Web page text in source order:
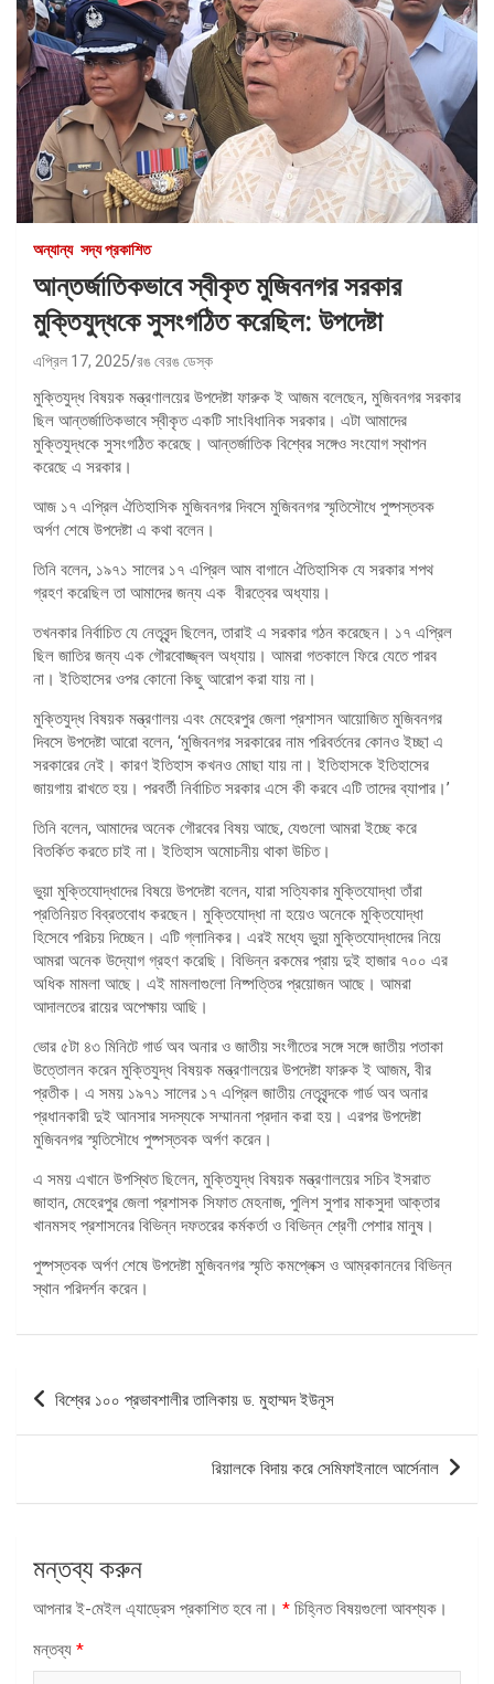
অন্যান্য সদ্য প্রকাশিত
আন্তর্জাতিকভাবে স্বীকৃত মুজিবনগর সরকার
মুক্তিযুদ্ধকে সুসংগঠিত করেছিল: উপদেষ্টা
এপ্রিল 17, 2025 রঙ বেরঙ ডেস্ক
মুক্তিযুদ্ধ বিষয়ক মন্ত্রণালয়ের উপদেষ্টা ফারুক ই আজম বলেছেন, মুজিবনগর সরকার
ছিল আন্তর্জাতিকভাবে স্বীকৃত একটি সাংবিধানিক সরকার। এটা আমাদের
মুক্তিযুদ্ধকে সুসংগঠিত করেছে। আন্তর্জাতিক বিশ্বের সঙ্গেও সংযোগ স্থাপন
করেছে এ সরকার।
আজ ১৭ এপ্রিল ঐতিহাসিক মুজিবনগর দিবসে মুজিবনগর স্মৃতিসৌধে পুষ্পস্তবক
অর্পণ শেষে উপদেষ্টা এ কথা বলেন।
তিনি বলেন, ১৯৭১ সালের ১৭ এপ্রিল আম বাগানে ঐতিহাসিক যে সরকার শপথ
গ্রহণ করেছিল তা আমাদের জন্য এক বীরত্বের অধ্যায়।
তখনকার নির্বাচিত যে নেতৃবৃন্দ ছিলেন, তারাই এ সরকার গঠন করেছেন। ১৭ এপ্রিল
ছিল জাতির জন্য এক গৌরবোজ্জ্বল অধ্যায়। আমরা গতকালে ফিরে যেতে পারব
না। ইতিহাসের ওপর কোনো কিছু আরোপ করা যায় না।
মুক্তিযুদ্ধ বিষয়ক মন্ত্রণালয় এবং মেহেরপুর জেলা প্রশাসন আয়োজিত মুজিবনগর
দিবসে উপদেষ্টা আরো বলেন, ‘মুজিবনগর সরকারের নাম পরিবর্তনের কোনও ইচ্ছা এ
সরকারের নেই। কারণ ইতিহাস কখনও মোছা যায় না। ইতিহাসকে ইতিহাসের
জায়গায় রাখতে হয়। পরবর্তী নির্বাচিত সরকার এসে কী করবে এটি তাদের ব্যাপার।’
তিনি বলেন, আমাদের অনেক গৌরবের বিষয় আছে, যেগুলো আমরা ইচ্ছে করে
বিতর্কিত করতে চাই না। ইতিহাস অমোচনীয় থাকা উচিত।
ভুয়া মুক্তিযোদ্ধাদের বিষয়ে উপদেষ্টা বলেন, যারা সত্যিকার মুক্তিযোদ্ধা তাঁরা
প্রতিনিয়ত বিব্রতবোধ করছেন। মুক্তিযোদ্ধা না হয়েও অনেকে মুক্তিযোদ্ধা
হিসেবে পরিচয় দিচ্ছেন। এটি গ্লানিকর। এরই মধ্যে ভুয়া মুক্তিযোদ্ধাদের নিয়ে
আমরা অনেক উদ্যোগ গ্রহণ করেছি। বিভিন্ন রকমের প্রায় দুই হাজার ৭০০ এর
অধিক মামলা আছে। এই মামলাগুলো নিষ্পত্তির প্রয়োজন আছে। আমরা
আদালতের রায়ের অপেক্ষায় আছি।
ভোর ৫টা ৪৩ মিনিটে গার্ড অব অনার ও জাতীয় সংগীতের সঙ্গে সঙ্গে জাতীয় পতাকা
উত্তোলন করেন মুক্তিযুদ্ধ বিষয়ক মন্ত্রণালয়ের উপদেষ্টা ফারুক ই আজম, বীর
প্রতীক। এ সময় ১৯৭১ সালের ১৭ এপ্রিল জাতীয় নেতৃবৃন্দকে গার্ড অব অনার
প্রধানকারী দুই আনসার সদস্যকে সম্মাননা প্রদান করা হয়। এরপর উপদেষ্টা
মুজিবনগর স্মৃতিসৌধে পুষ্পস্তবক অর্পণ করেন।
এ সময় এখানে উপস্থিত ছিলেন, মুক্তিযুদ্ধ বিষয়ক মন্ত্রণালয়ের সচিব ইসরাত
জাহান, মেহেরপুর জেলা প্রশাসক সিফাত মেহনাজ, পুলিশ সুপার মাকসুদা আক্তার
খানমসহ প্রশাসনের বিভিন্ন দফতরের কর্মকর্তা ও বিভিন্ন শ্রেণী পেশার মানুষ।
পুষ্পস্তবক অর্পণ শেষে উপদেষ্টা মুজিবনগর স্মৃতি কমপ্লেক্স ও আম্রকাননের বিভিন্ন
স্থান পরিদর্শন করেন।
পোস্ট
ন্যাভিগেশন
বিশ্বের ১০০ প্রভাবশালীর তালিকায় ড. মুহাম্মদ ইউনূস
রিয়ালকে বিদায় করে সেমিফাইনালে আর্সেনাল
মন্তব্য করুন
আপনার ই-মেইল এ্যাড্রেস প্রকাশিত হবে না। * চিহ্নিত বিষয়গুলো আবশ্যক।
মন্তব্য *